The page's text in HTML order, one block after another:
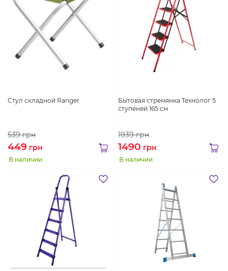
Стул складной Ranger
539грн
449 грн
В наличии
Бытовая стремянка Технолог 5
ступеней 165 см
1939грн
1490 грн
В наличии